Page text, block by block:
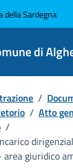
della Sardegna
di
/
/ Atto
/
giuridico